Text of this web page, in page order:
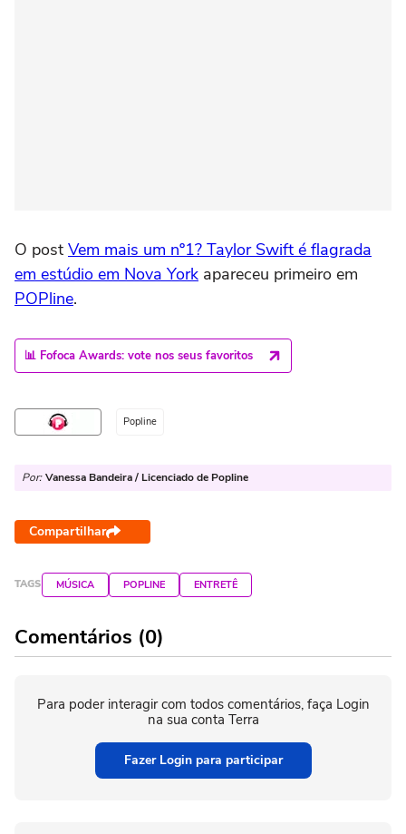
O post Vem mais um nº1? Taylor Swift é flagrada
em estúdio em Nova York apareceu primeiro em
POPline.
📊 Fofoca Awards: vote nos seus favoritos
Popline
Por: Vanessa Bandeira / Licenciado de Popline
Compartilhar
TAGS MÚSICA POPLINE ENTRETÊ
Comentários (0)
Para poder interagir com todos comentários, faça Login
na sua conta Terra
Fazer Login para participar